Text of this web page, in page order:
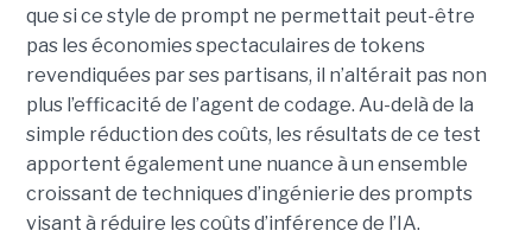
que si ce style de prompt ne permettait peut-être
pas les économies spectaculaires de tokens
revendiquées par ses partisans, il n’altérait pas non
plus l’efficacité de l’agent de codage. Au-delà de la
simple réduction des coûts, les résultats de ce test
apportent également une nuance à un ensemble
croissant de techniques d’ingénierie des prompts
visant à réduire les coûts d’inférence de l’IA.